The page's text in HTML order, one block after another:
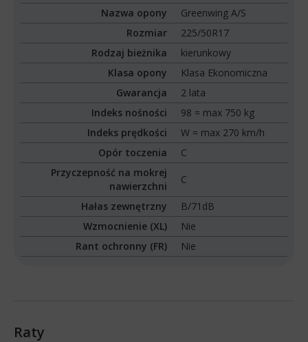
Nazwa opony
Greenwing A/S
Rozmiar
225/50R17
Rodzaj bieżnika
kierunkowy
Klasa opony
Klasa Ekonomiczna
Gwarancja
2 lata
Indeks nośności
98 = max 750 kg
Indeks prędkości
W = max 270 km/h
Opór toczenia
C
Przyczepność na mokrej
nawierzchni
C
Hałas zewnętrzny
B/71dB
Wzmocnienie (XL)
Nie
Rant ochronny (FR)
Nie
Raty